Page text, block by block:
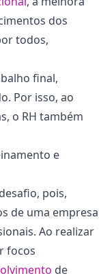
dos
todos,
final,
Por isso, ao
o RH também
e
pois,
de uma empresa
Ao realizar
focos
de